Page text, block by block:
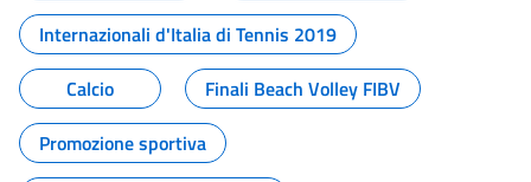
Internazionali d'Italia di Tennis 2019
Calcio
Finali Beach Volley FIBV
Promozione sportiva